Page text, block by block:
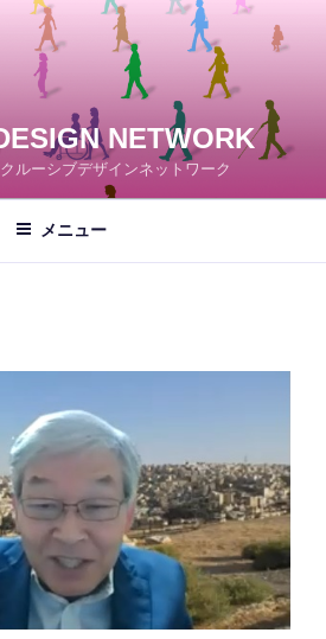
NETWORK
ルーシブデザインネットワーク
メニュー